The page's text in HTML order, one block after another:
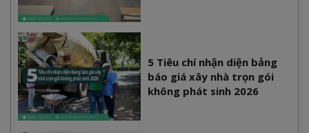
5 Tiêu chí nhận diện bảng
báo giá xây nhà trọn gói
không phát sinh 2026